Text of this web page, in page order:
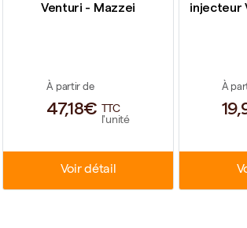
Venturi - Mazzei
À partir de
47,18€
TTC
l'unité
Voir détail
injecteur
À